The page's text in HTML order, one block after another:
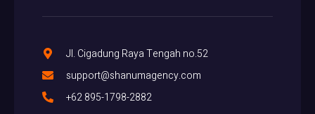
Jl. Cigadung Raya Tengah no.52
support@shanumagency.com
+62 895-1798-2882